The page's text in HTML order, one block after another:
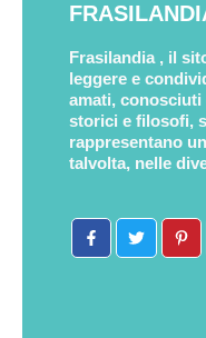
Frasilandia , il
leggere e
amati, conosciuti
storici e filosofi,
rappresentano
talvolta, nelle